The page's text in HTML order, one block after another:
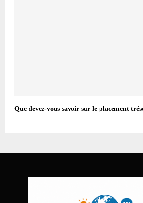
Que devez-vous savoir sur le placement